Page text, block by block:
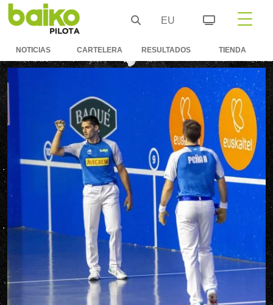
EU
NOTICIAS CARTELERA RESULTADOS TIENDA